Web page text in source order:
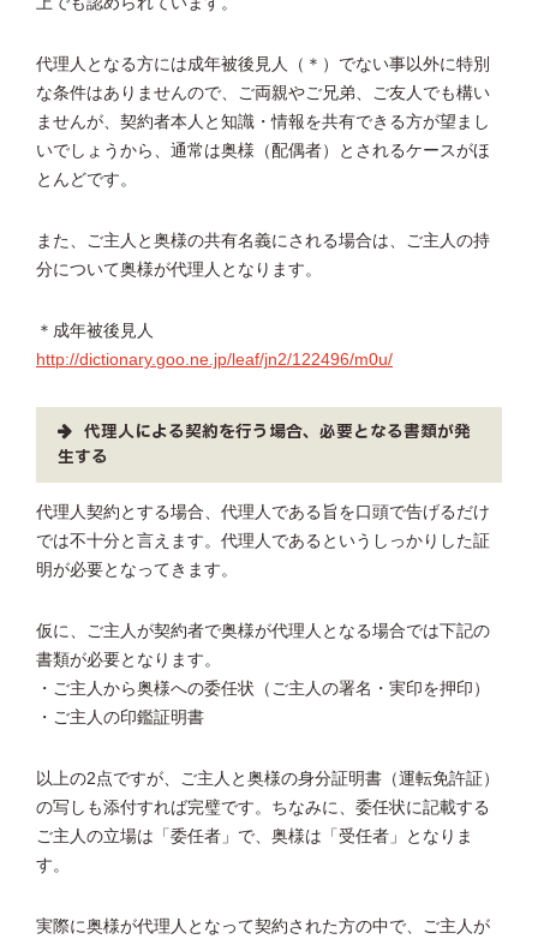
代理人となる方には成年被後見人（＊）でない事以外に特別
な条件はありませんので、ご両親やご兄弟、ご友人でも構い
ませんが、契約者本人と知識・情報を共有できる方が望まし
いでしょうから、通常は奥様（配偶者）とされるケースがほ
とんどです。
また、ご主人と奥様の共有名義にされる場合は、ご主人の持
分について奥様が代理人となります。
＊成年被後見人
http://dictionary.goo.ne.jp/leaf/jn2/122496/m0u/
代理人による契約を行う場合、必要となる書類が発
生する
代理人契約とする場合、代理人である旨を口頭で告げるだけ
では不十分と言えます。代理人であるというしっかりした証
明が必要となってきます。
仮に、ご主人が契約者で奥様が代理人となる場合では下記の
書類が必要となります。
・ご主人から奥様への委任状（ご主人の署名・実印を押印）
・ご主人の印鑑証明書
以上の2点ですが、ご主人と奥様の身分証明書（運転免許証）
の写しも添付すれば完璧です。ちなみに、委任状に記載する
ご主人の立場は「委任者」で、奥様は「受任者」となりま
す。
実際に奥様が代理人となって契約された方の中で、ご主人が